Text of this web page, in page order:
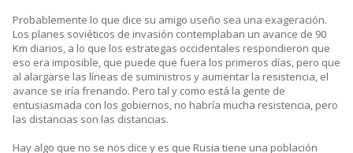
Probablemente lo que dice su amigo useño sea una exageración.
Los planes soviéticos de invasión contemplaban un avance de 90
Km diarios, a lo que los estrategas occidentales respondieron que
eso era imposible, que puede que fuera los primeros días, pero que
al alargarse las líneas de suministros y aumentar la resistencia, el
avance se iría frenando. Pero tal y como está la gente de
entusiasmada con los gobiernos, no habría mucha resistencia, pero
las distancias son las distancias.
Hay algo que no se nos dice y es que Rusia tiene una población